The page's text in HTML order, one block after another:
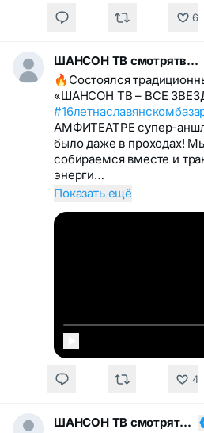
6
ШАНСОН ТВ смотрятвсешансонтв
🔥Состоялся
«ШАНСОН ТВ – ВСЕ
АМФИТЕАТРЕ супер-
было даже в проходах!
собираемся вместе и
энерги…
Показать ещё
4
ШАНСОН ТВ смотрятвсешансонтв